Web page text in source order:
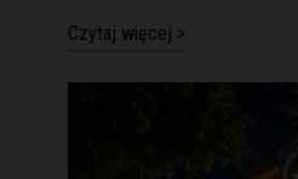
Czytaj więcej >